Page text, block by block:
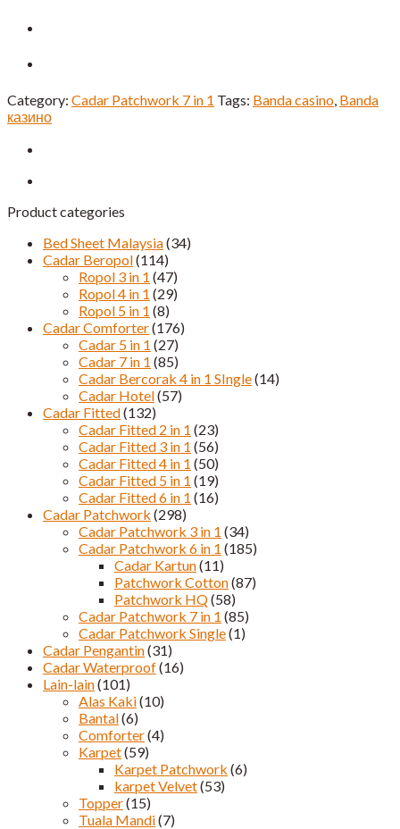
Category: Cadar Patchwork 7 in 1 Tags: Banda casino Banda
казино
Product categories
Bed Sheet Malaysia(34)
Cadar Beropol(114)
Ropol 3 in 1 (47)
Ropol 4 in 1 (29)
Ropol 5 in 1 (8)
Cadar Comforter(176)
Cadar 5 in 1 (27)
Cadar 7 in 1 (85)
Cadar Bercorak 4 in 1 SIngle(14)
Cadar Hotel(57)
Cadar Fitted(132)
Cadar Fitted 2 in 1 (23)
Cadar Fitted 3 in 1 (56)
Cadar Fitted 4 in 1 (50)
Cadar Fitted 5 in 1 (19)
Cadar Fitted 6 in 1 (16)
Cadar Patchwork (298)
Cadar Patchwork 3 in 1 (34)
Cadar Patchwork 6 in 1 (185)
Cadar Kartun(11)
Patchwork Cotton(87)
Patchwork HQ(58)
Cadar Patchwork 7 in 1 (85)
Cadar Patchwork Single(1)
Cadar Pengantin(31)
Cadar Waterproof(16)
Lain-lain(101)
Alas Kaki(10)
Bantal(6)
Comforter(4)
Karpet(59)
Karpet Patchwork (6)
karpet Velvet(53)
Topper(15)
Tuala Mandi(7)